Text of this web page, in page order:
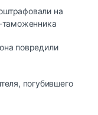
на
таможенника
повредили
погубившего